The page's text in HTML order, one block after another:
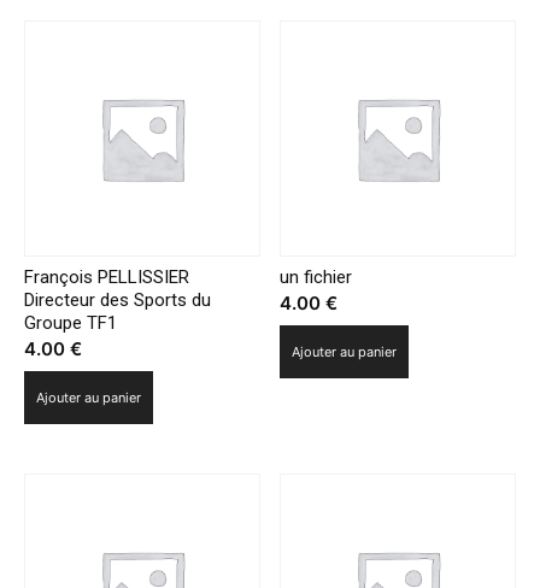
François PELLISSIER
Directeur des Sports du
Groupe TF1
4.00 €
Ajouter au panier
un fichier
4.00€
Ajouter au panier